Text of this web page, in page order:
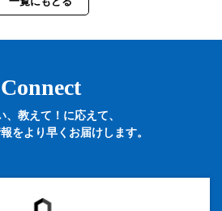
Connect
、教えて！に応えて、
をより早くお届けします。